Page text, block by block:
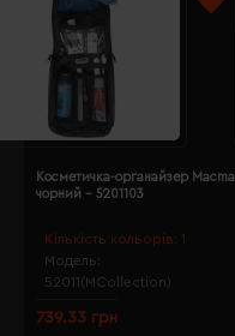
Кількість кольорів: 1
Модель:
52011(MCollection)
Косметичка-органайзер Macma
чорний - 5201103
739.33 грн